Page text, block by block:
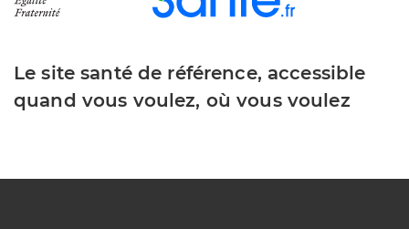
Le site santé de référence, accessible
quand vous voulez, où vous voulez